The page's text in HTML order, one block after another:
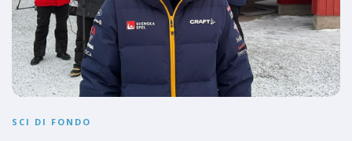
SCI DI FONDO